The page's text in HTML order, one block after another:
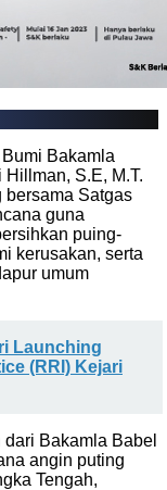
Bakamla
S.E, M.T.
bersama Satgas
guna
puing-
kerusakan, serta
umum
Launching
(RRI) Kejari
Bakamla Babel
angin puting
Tengah,